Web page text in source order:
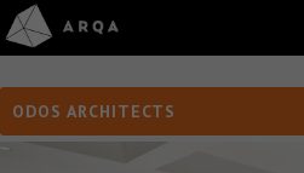
ODOS ARCHITECTS